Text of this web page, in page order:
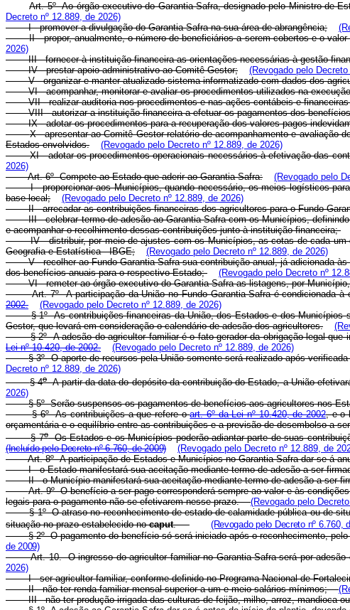
Art. 5º Ao órgão executivo do Garantia-Safra, designado pelo Ministro de
Decreto nº 12.889, de 2026)
I - promover a divulgação do Garantia-Safra na sua área de abrangência;
II - propor, anualmente, o número de beneficiários a serem cobertos e o
2026)
III - fornecer à instituição financeira as orientações necessárias à gestão
IV - prestar apoio administrativo ao Comitê Gestor;
(Revogado pelo
V - organizar e manter atualizado sistema informatizado com dados dos
VI - acompanhar, monitorar e avaliar os procedimentos utilizados na
VII - realizar auditoria nos procedimentos e nas ações contábeis e
VIII - autorizar a instituição financeira a efetuar os pagamentos dos
IX - adotar os procedimentos para a recuperação dos valores pagos
X - apresentar ao Comitê Gestor relatório de acompanhamento e
Estados envolvidos.
(Revogado pelo Decreto nº 12.889, de 2026)
XI - adotar os procedimentos operacionais necessários à efetivação das
2026)
Art. 6º Compete ao Estado que aderir ao Garantia-Safra:
(Revogado pelo
I - proporcionar aos Municípios, quando necessário, os meios logísticos
base local;
(Revogado pelo Decreto nº 12.889, de 2026)
II - arrecadar as contribuições financeiras dos agricultores para o Fundo
III - celebrar termo de adesão ao Garantia-Safra com os Municípios,
e acompanhar o recolhimento dessas contribuições junto à instituição financeira;
IV - distribuir, por meio de ajustes com os Municípios, as cotas de cada
Geografia e Estatística - IBGE;
(Revogado pelo Decreto nº 12.889, de 2026)
V - recolher ao Fundo Garantia-Safra sua contribuição anual, já adicionada
dos benefícios anuais para o respectivo Estado;
(Revogado pelo Decreto nº
VI - remeter ao órgão executivo do Garantia-Safra as listagens, por
Art. 7º A participação da União no Fundo Garantia-Safra é condicionada
2002.
(Revogado pelo Decreto nº 12.889, de 2026)
§ 1º As contribuições financeiras da União, dos Estados e dos Municípios
Gestor, que levará em consideração o calendário de adesão dos agricultores.
§ 2º A adesão do agricultor familiar é o fato gerador da obrigação legal
Lei nº 10.420, de 2002.
(Revogado pelo Decreto nº 12.889, de 2026)
§ 3º O aporte de recursos pela União somente será realizado após
Decreto nº 12.889, de 2026)
§ 4oA partir da data do depósito da contribuição do Estado, a União
2026)
§ 5º Serão suspensos os pagamentos de benefícios aos agricultores nos
§ 6º As contribuições a que refere oart. 6º da Lei nº 10.420, de 2002, e o
orçamentária e o equilíbrio entre as contribuições e a previsão de desembolso a
§ 7oOs Estados e os Municípios poderão adiantar parte de suas
(Incluído pelo Decreto nº 6.760, de 2009)
(Revogado pelo Decreto nº 12.889, de
Art. 8º A participação de Estados e Municípios no Garantia-Safra dar-se-á
I - o Estado manifestará sua aceitação mediante termo de adesão a ser
II - o Município manifestará sua aceitação mediante termo de adesão a
Art. 9º O benefício a ser pago corresponderá sempre ao valor e às
legais para o pagamento não se efetivarem nesse prazo.(Revogado pelo
§ 1º O atraso no reconhecimento de estado de calamidade pública ou de
situação no prazo estabelecido nocaput.
(Revogado pelo Decreto nº 6.760,
§ 2º O pagamento do benefício só será iniciado após o reconhecimento,
de 2009)
Art. 10. O ingresso do agricultor familiar no Garantia-Safra será por
2026)
I - ser agricultor familiar, conforme definido no Programa Nacional de
II - não ter renda familiar mensal superior a um e meio salários mínimos;
III - não ter produção irrigada das culturas de feijão, milho, arroz, mandioca